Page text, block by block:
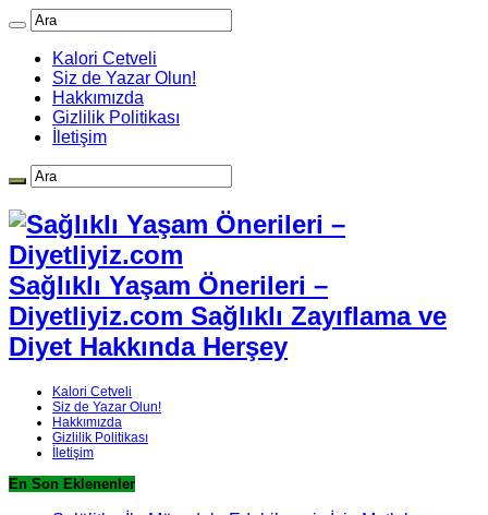
Kalori Cetveli
Siz de Yazar Olun!
Hakkımızda
Gizlilik Politikası
İletişim
Sağlıklı Yaşam Önerileri –
Diyetliyiz.com Sağlıklı Zayıflama ve
Diyet Hakkında Herşey
Kalori Cetveli
Siz de Yazar Olun!
Hakkımızda
Gizlilik Politikası
İletişim
En Son Eklenenler